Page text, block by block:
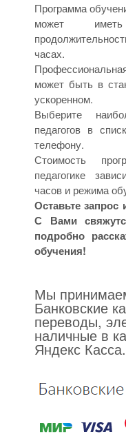
Программа
может
часах.
может быть в
ускоренном.
Выберите
педагогов в
телефону.
Стоимость
педагогике
часов и режима
Оставьте
С Вами
подробно
обучения!
Мы
Банковские
переводы,
наличные в
Яндекс Касса.